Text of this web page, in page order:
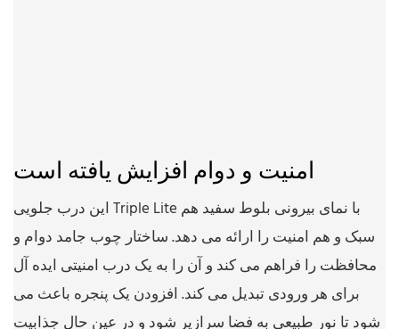
امنیت و دوام افزایش یافته است
این درب جلویی Triple Lite با نمای بیرونی بلوط سفید هم
سبک و هم امنیت را ارائه می دهد. ساختار چوب جامد دوام و
محافظت را فراهم می کند و آن را به یک درب امنیتی ایده آل
برای هر ورودی تبدیل می کند. افزودن یک پنجره باعث می
شود تا نور طبیعی به فضا سرازیر شود و در عین حال جذابیت